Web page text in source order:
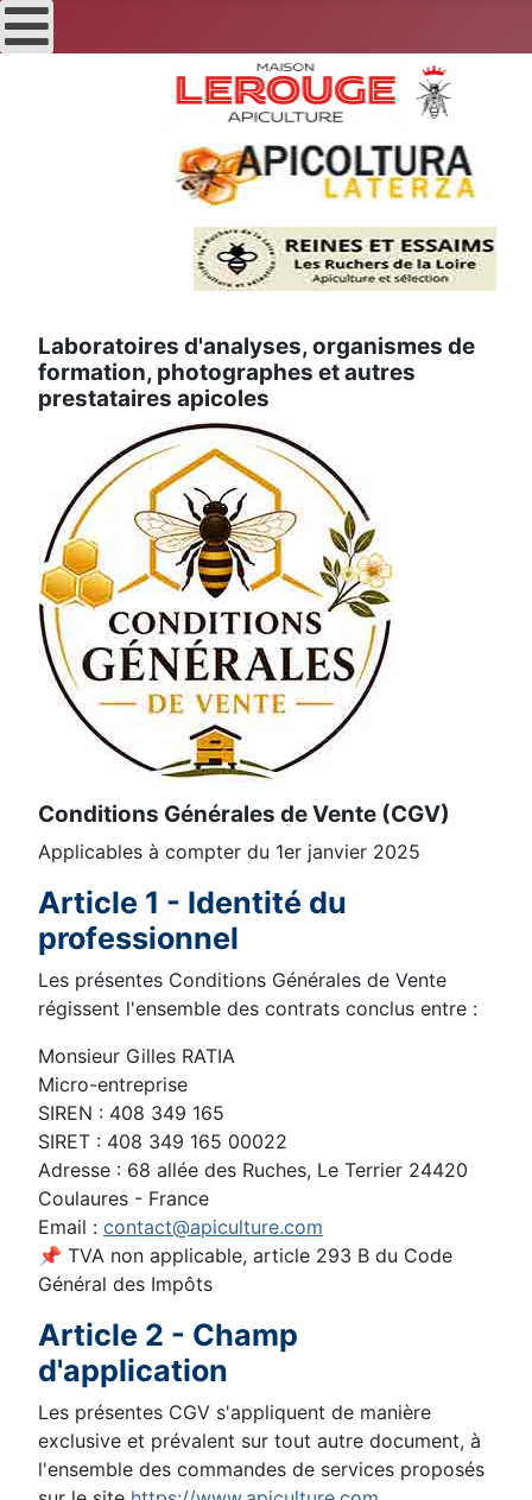
Laboratoires d'analyses, organismes de
formation, photographes et autres
prestataires apicoles
Conditions Générales de Vente (CGV)
Applicables à compter du 1er janvier 2025
Article 1 - Identité du
professionnel
Les présentes Conditions Générales de Vente
régissent l'ensemble des contrats conclus entre :
Monsieur Gilles RATIA
Micro-entreprise
SIREN : 408 349 165
SIRET : 408 349 165 00022
Adresse : 68 allée des Ruches, Le Terrier 24420
Coulaures - France
Email : contact@apiculture.com
📌 TVA non applicable, article 293 B du Code
Général des Impôts
Article 2 - Champ
d'application
Les présentes CGV s'appliquent de manière
exclusive et prévalent sur tout autre document, à
l'ensemble des commandes de services proposés